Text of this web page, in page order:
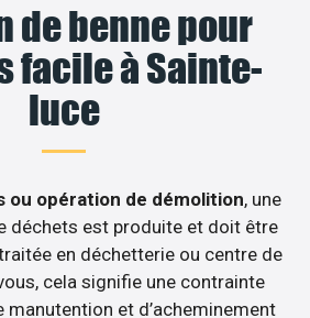
de benne pour
facile à Sainte-
luce
ou opération de démolition, une
déchets est produite et doit être
en déchetterie ou centre de
cela signifie une contrainte
manutention et d’acheminement